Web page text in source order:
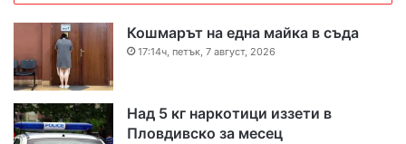
Кошмарът на една майка в съда
17:14ч, петък, 7 август, 2026
Над 5 кг наркотици иззети в
Пловдивско за месец